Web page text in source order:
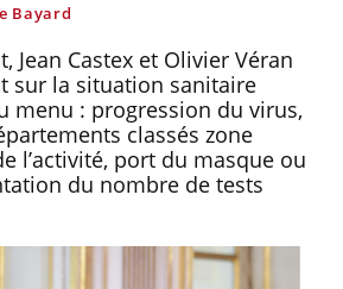
Bayard
Jean Castex et Olivier Véran
sur la situation sanitaire
menu : progression du virus,
classés zone
l’activité, port du masque ou
du nombre de tests